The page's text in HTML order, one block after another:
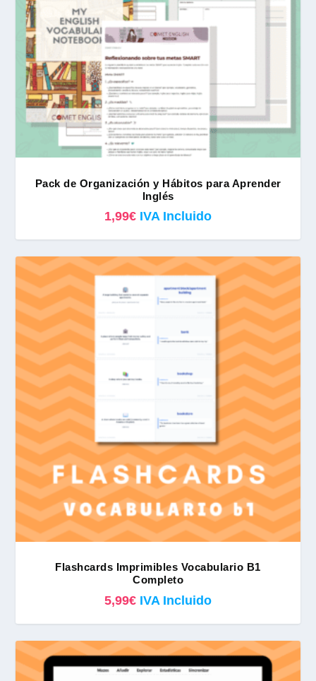
Pack de Organización y Hábitos para Aprender
Inglés
1,99€ IVA Incluido
Flashcards Imprimibles Vocabulario B1
Completo
5,99€ IVA Incluido